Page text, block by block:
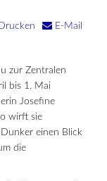
Drucken E-Mail
zur Zentralen
bis 1. Mai
Josefine
wirft sie
einen Blick
die